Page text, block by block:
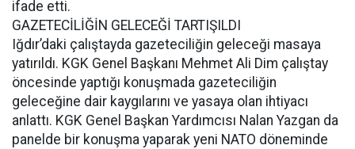
ifade etti.
GAZETECİLİĞİN GELECEĞİ TARTIŞILDI
Iğdır’daki çalıştayda gazeteciliğin geleceği masaya
yatırıldı. KGK Genel Başkanı Mehmet Ali Dim çalıştay
öncesinde yaptığı konuşmada gazeteciliğin
geleceğine dair kaygılarını ve yasaya olan ihtiyacı
anlattı. KGK Genel Başkan Yardımcısı Nalan Yazgan da
panelde bir konuşma yaparak yeni NATO döneminde